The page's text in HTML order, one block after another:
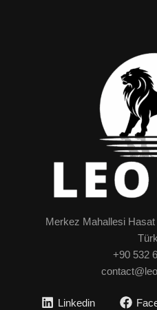
Merkez Mahallesi
+90 532
Linkedin